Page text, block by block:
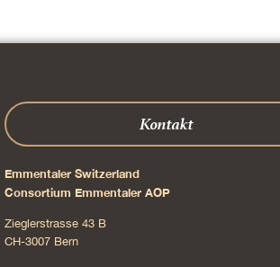
Kontakt
Emmentaler Switzerland
Consortium Emmentaler AOP
Zieglerstrasse 43 B
CH-3007 Bern